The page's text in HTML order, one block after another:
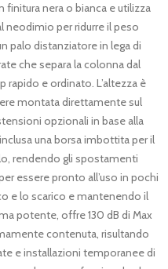
finitura nera o bianca e utilizza
neodimio per ridurre il peso
palo distanziatore in lega di
che separa la colonna dal
e ordinato. L’altezza è
montata direttamente sul
opzionali in base alla
una borsa imbottita per il
rendendo gli spostamenti
essere pronto all’uso in pochi
e lo scarico e mantenendo il
potente, offre 130 dB di Max
contenuta, risultando
e installazioni temporanee di